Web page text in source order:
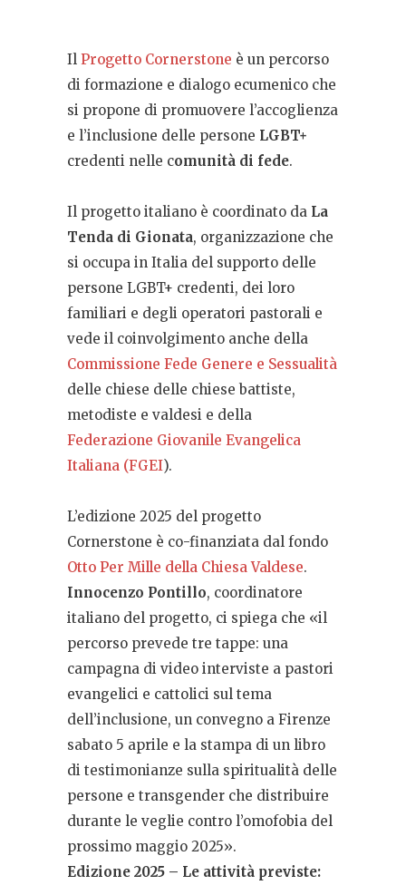
Il Progetto Cornerstone è un percorso
di formazione e dialogo ecumenico che
si propone di promuovere l’accoglienza
e l’inclusione delle persone LGBT+
credenti nelle comunità di fede.
Il progetto italiano è coordinato da La
Tenda di Gionata, organizzazione che
si occupa in Italia del supporto delle
persone LGBT+ credenti, dei loro
familiari e degli operatori pastorali e
vede il coinvolgimento anche della
Commissione Fede Genere e Sessualità
delle chiese delle chiese battiste,
metodiste e valdesi e della
Federazione Giovanile Evangelica
Italiana (FGEI).
L’edizione 2025 del progetto
Cornerstone è co-finanziata dal fondo
Otto Per Mille della Chiesa Valdese.
Innocenzo Pontillo, coordinatore
italiano del progetto, ci spiega che «il
percorso prevede tre tappe: una
campagna di video interviste a pastori
evangelici e cattolici sul tema
dell’inclusione, un convegno a Firenze
sabato 5 aprile e la stampa di un libro
di testimonianze sulla spiritualità delle
persone e transgender che distribuire
durante le veglie contro l’omofobia del
prossimo maggio 2025».
Edizione 2025 – Le attività previste: